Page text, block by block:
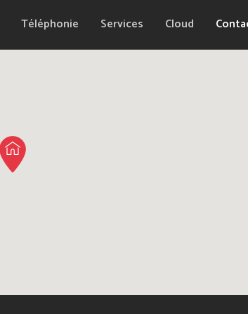
Téléphonie Services Cloud